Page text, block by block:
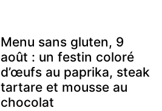
Menu sans gluten, 9
août : un festin coloré
d’œufs au paprika, steak
tartare et mousse au
chocolat